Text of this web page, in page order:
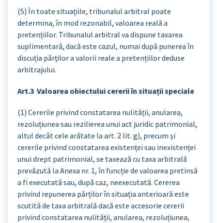
(5) În toate situațiile, tribunalul arbitral poate
determina, în mod rezonabil, valoarea reală a
pretențiilor. Tribunalul arbitral va dispune taxarea
suplimentară, dacă este cazul, numai după punerea în
discuția părților a valorii reale a pretențiilor deduse
arbitrajului.
Art.3 Valoarea obiectului cererii în situații speciale
(1) Cererile privind constatarea nulității, anularea,
rezoluțiunea sau rezilierea unui act juridic patrimonial,
altul decât cele arătate la art. 2 lit. g), precum și
cererile privind constatarea existenței sau inexistenței
unui drept patrimonial, se taxează cu taxa arbitrală
prevăzută la Anexa nr. 1, în funcție de valoarea pretinsă
a fi executată sau, după caz, neexecutată. Cererea
privind repunerea părților în situația anterioară este
scutită de taxa arbitrală dacă este accesorie cererii
privind constatarea nulității, anularea, rezoluțiunea,